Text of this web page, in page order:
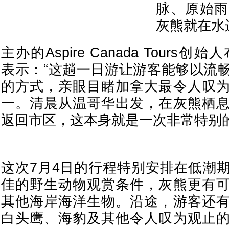
脉、原始
灰熊就在
主办的Aspire Canada Tours创始
表示：“这趟一日游让游客能够以流
的方式，亲眼目睹加拿大最令人叹
一。清晨从温哥华出发，在灰熊栖
返回市区，这本身就是一次非常特别
这次7月4日的行程特别安排在低潮
佳的野生动物观赏条件，灰熊更有
其他海岸海洋生物。沿途，游客还
白头鹰、海豹及其他令人叹为观止